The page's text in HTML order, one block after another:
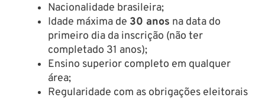
Nacionalidade brasileira;​
Idade máxima de 30 anos na data do
primeiro dia da inscrição (não ter
completado 31 anos);​
Ensino superior completo em qualquer
área;​
Regularidade com as obrigações eleitorais